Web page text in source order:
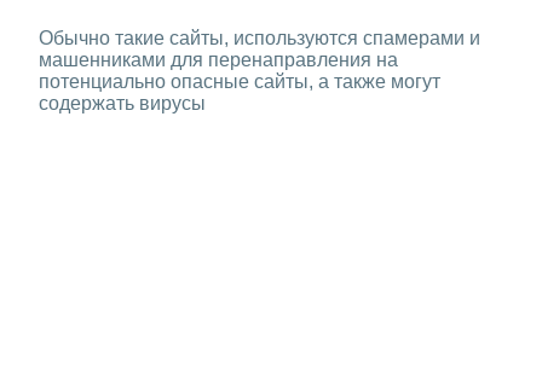
Обычно такие сайты, используются спамерами и
машенниками для перенаправления на
потенциально опасные сайты, а также могут
содержать вирусы